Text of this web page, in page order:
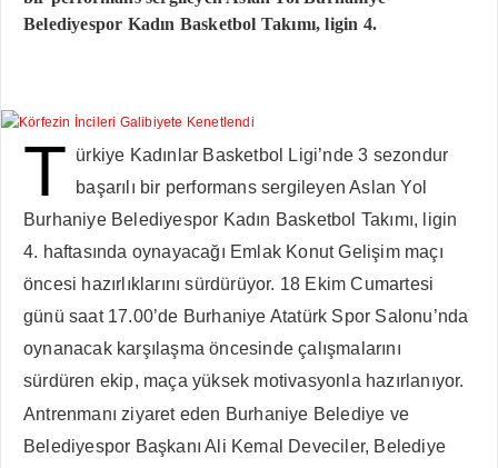
Belediyespor Kadın Basketbol Takımı, ligin 4.
T ürkiye Kadınlar Basketbol Ligi’nde 3 sezondur
başarılı bir performans sergileyen Aslan Yol
Burhaniye Belediyespor Kadın Basketbol Takımı, ligin
4. haftasında oynayacağı Emlak Konut Gelişim maçı
öncesi hazırlıklarını sürdürüyor. 18 Ekim Cumartesi
günü saat 17.00’de Burhaniye Atatürk Spor Salonu’nda
oynanacak karşılaşma öncesinde çalışmalarını
sürdüren ekip, maça yüksek motivasyonla hazırlanıyor.
Antrenmanı ziyaret eden Burhaniye Belediye ve
Belediyespor Başkanı Ali Kemal Deveciler, Belediye